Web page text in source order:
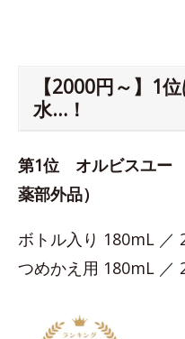
【2000円～】1
水…！
第1位 オルビスユー
薬部外品）
ボトル入り 180mL ／
つめかえ用 180mL ／